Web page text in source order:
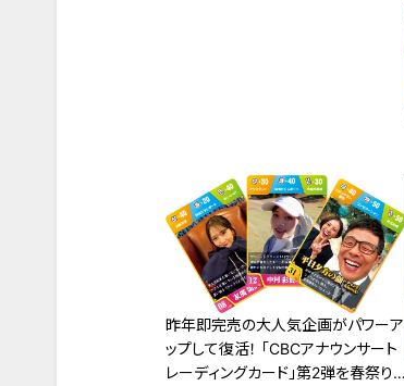
昨年即完売の大人気企画がパワーア
ップして復活！ 「CBCアナウンサート
レーディングカード」第2弾を春祭り